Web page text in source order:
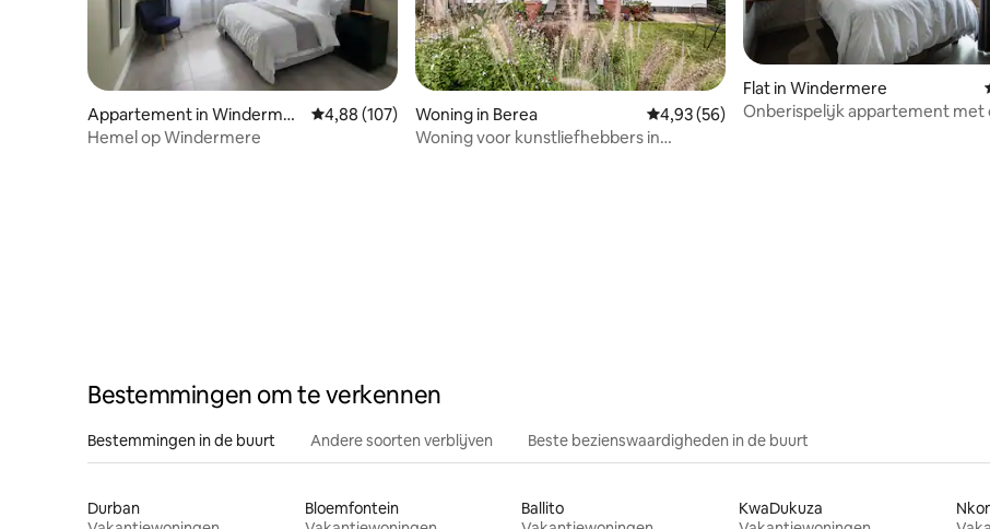
Appartement in Windermer
e
Gemiddelde beoordeling van 4,88 op 5, 107 recensies
4,88 (107)
Hemel op Windermere
Woning in Berea Gemiddelde beoordeling van 4,93 op 5, 56
4,93 (56)
Woning voor kunstliefhebbers in
Flat in Windermere
Onberispelijk appartement met
Bestemmingen om te verkennen
Bestemmingen in de buurt Andere soorten verblijven Beste bezienswaardigheden in de buurt
Durban
Bloemfontein
Ballito
KwaDukuza